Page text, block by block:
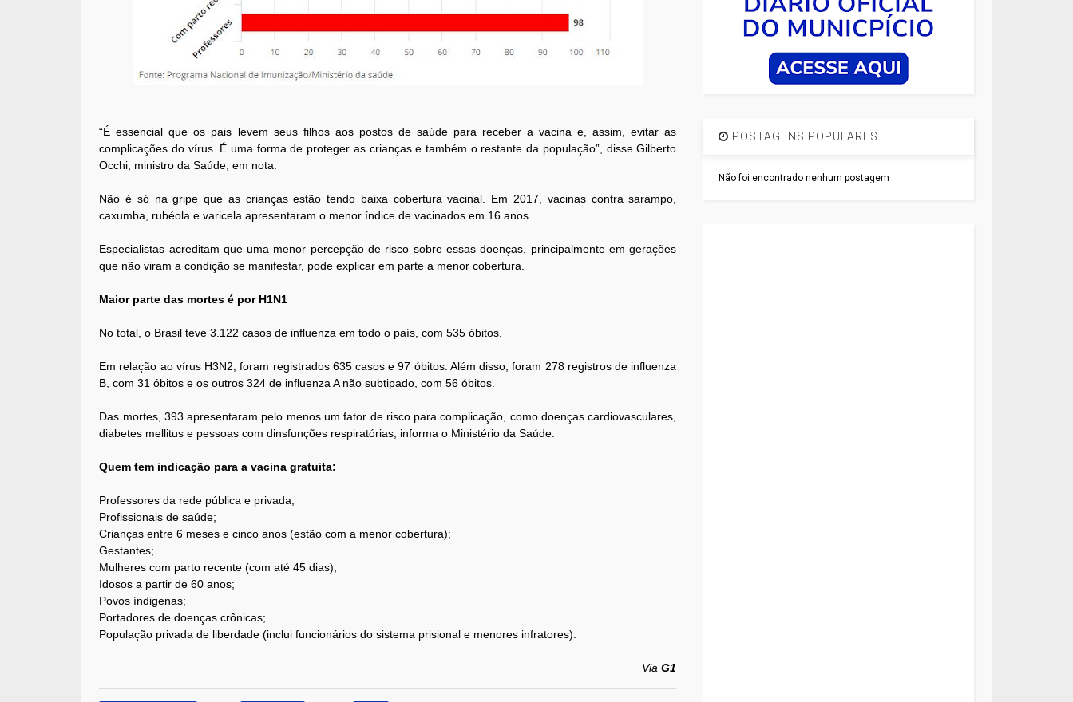
“É essencial que os pais levem seus filhos aos postos de saúde para receber a vacina e, assim, evitar as
complicações do vírus. É uma forma de proteger as crianças e também o restante da população”, disse Gilberto
Occhi, ministro da Saúde, em nota.
Não é só na gripe que as crianças estão tendo baixa cobertura vacinal. Em 2017, vacinas contra sarampo,
caxumba, rubéola e varicela apresentaram o menor índice de vacinados em 16 anos.
Especialistas acreditam que uma menor percepção de risco sobre essas doenças, principalmente em gerações
que não viram a condição se manifestar, pode explicar em parte a menor cobertura.
Maior parte das mortes é por H1N1
No total, o Brasil teve 3.122 casos de influenza em todo o país, com 535 óbitos.
Em relação ao vírus H3N2, foram registrados 635 casos e 97 óbitos. Além disso, foram 278 registros de influenza
B, com 31 óbitos e os outros 324 de influenza A não subtipado, com 56 óbitos.
Das mortes, 393 apresentaram pelo menos um fator de risco para complicação, como doenças cardiovasculares,
diabetes mellitus e pessoas com dinsfunções respiratórias, informa o Ministério da Saúde.
Quem tem indicação para a vacina gratuita:
Professores da rede pública e privada;
Profissionais de saúde;
Crianças entre 6 meses e cinco anos (estão com a menor cobertura);
Gestantes;
Mulheres com parto recente (com até 45 dias);
Idosos a partir de 60 anos;
Povos índigenas;
Portadores de doenças crônicas;
População privada de liberdade (inclui funcionários do sistema prisional e menores infratores).
ViaG1
POSTAGENS POPULARES
Não foi encontrado nenhum postagem